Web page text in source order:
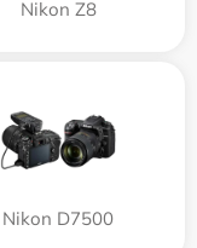
Nikon Z8
Nikon D7500